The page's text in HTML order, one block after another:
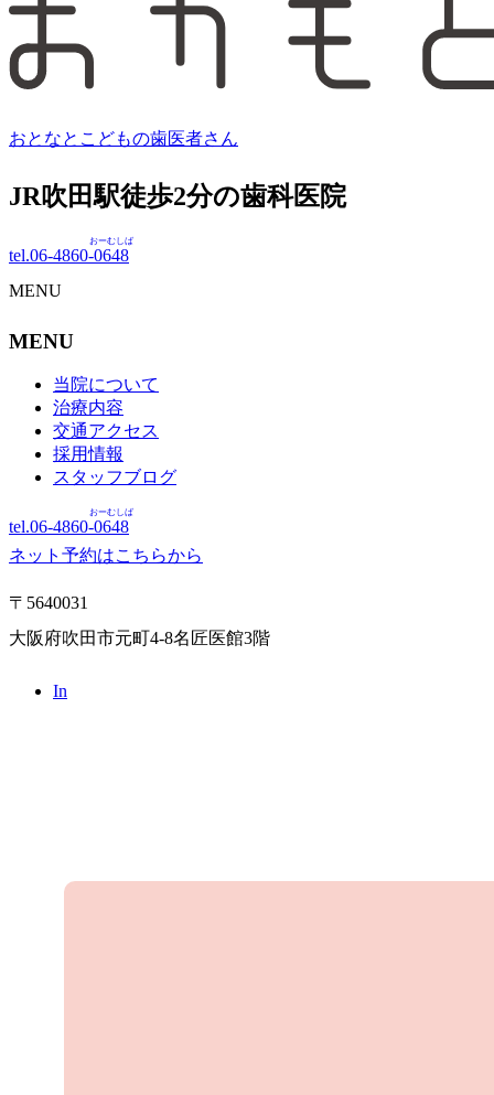
おとなとこどもの歯医者さん
JR吹田駅徒歩2分の歯科医院
tel.06-4860-0648
おーむしば
MENU
MENU
当院について
治療内容
交通アクセス
採用情報
スタッフブログ
tel.06-4860-0648
おーむしば
ネット予約はこちらから
〒5640031
大阪府吹田市元町4-8名匠医館3階
In